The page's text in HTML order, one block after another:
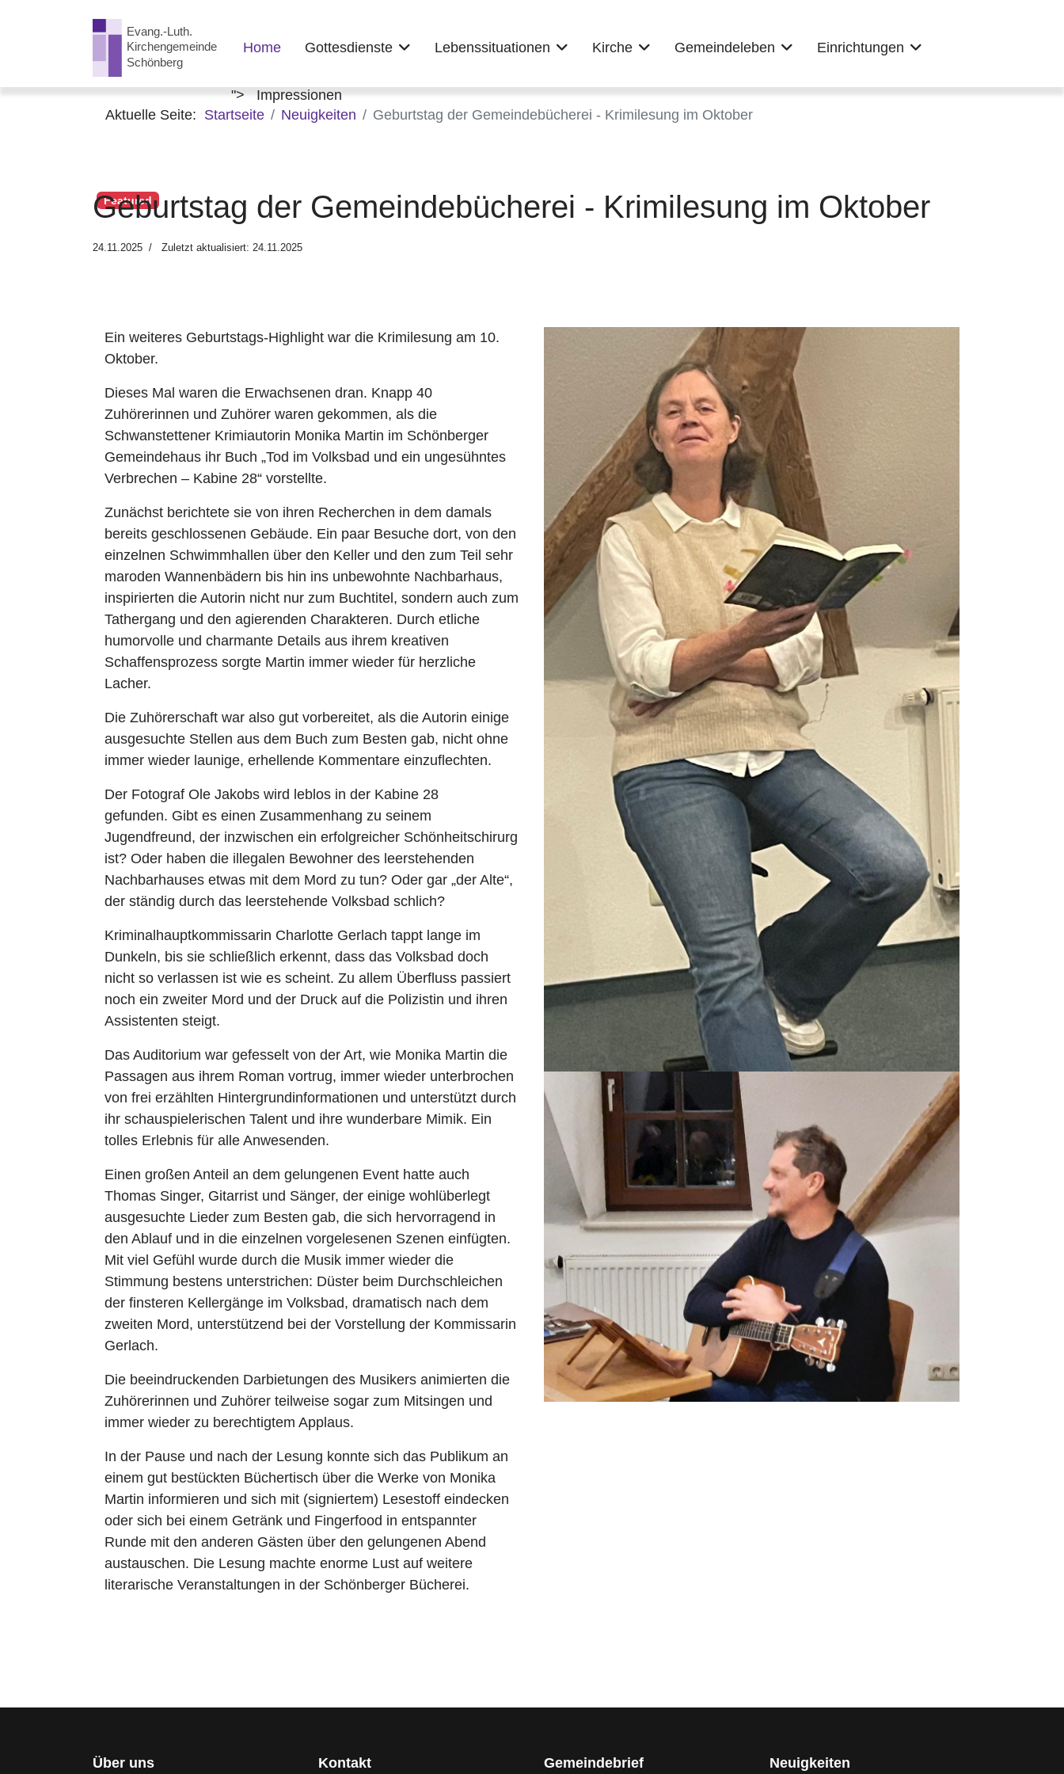
Home Gottesdienste Lebenssituationen Kirche Gemeindeleben Einrichtungen
">
Impressionen
Aktuelle Seite: Startseite Neuigkeiten Geburtstag der Gemeindebücherei - Krimilesung im Oktober
Featured
Geburtstag der Gemeindebücherei - Krimilesung im Oktober
24.11.2025 Zuletzt aktualisiert: 24.11.2025
Ein weiteres Geburtstags-Highlight war die Krimilesung am 10.
Oktober.
Dieses Mal waren die Erwachsenen dran. Knapp 40
Zuhörerinnen und Zuhörer waren gekommen, als die
Schwanstettener Krimiautorin Monika Martin im Schönberger
Gemeindehaus ihr Buch „Tod im Volksbad und ein ungesühntes
Verbrechen – Kabine 28“ vorstellte.
Zunächst berichtete sie von ihren Recherchen in dem damals
bereits geschlossenen Gebäude. Ein paar Besuche dort, von den
einzelnen Schwimmhallen über den Keller und den zum Teil sehr
maroden Wannenbädern bis hin ins unbewohnte Nachbarhaus,
inspirierten die Autorin nicht nur zum Buchtitel, sondern auch zum
Tathergang und den agierenden Charakteren. Durch etliche
humorvolle und charmante Details aus ihrem kreativen
Schaffensprozess sorgte Martin immer wieder für herzliche
Lacher.
Die Zuhörerschaft war also gut vorbereitet, als die Autorin einige
ausgesuchte Stellen aus dem Buch zum Besten gab, nicht ohne
immer wieder launige, erhellende Kommentare einzuflechten.
Der Fotograf Ole Jakobs wird leblos in der Kabine 28
gefunden. Gibt es einen Zusammenhang zu seinem
Jugendfreund, der inzwischen ein erfolgreicher Schönheitschirurg
ist? Oder haben die illegalen Bewohner des leerstehenden
Nachbarhauses etwas mit dem Mord zu tun? Oder gar „der Alte“,
der ständig durch das leerstehende Volksbad schlich?
Kriminalhauptkommissarin Charlotte Gerlach tappt lange im
Dunkeln, bis sie schließlich erkennt, dass das Volksbad doch
nicht so verlassen ist wie es scheint. Zu allem Überfluss passiert
noch ein zweiter Mord und der Druck auf die Polizistin und ihren
Assistenten steigt.
Das Auditorium war gefesselt von der Art, wie Monika Martin die
Passagen aus ihrem Roman vortrug, immer wieder unterbrochen
von frei erzählten Hintergrundinformationen und unterstützt durch
ihr schauspielerischen Talent und ihre wunderbare Mimik. Ein
tolles Erlebnis für alle Anwesenden.
Einen großen Anteil an dem gelungenen Event hatte auch
Thomas Singer, Gitarrist und Sänger, der einige wohlüberlegt
ausgesuchte Lieder zum Besten gab, die sich hervorragend in
den Ablauf und in die einzelnen vorgelesenen Szenen einfügten.
Mit viel Gefühl wurde durch die Musik immer wieder die
Stimmung bestens unterstrichen: Düster beim Durchschleichen
der finsteren Kellergänge im Volksbad, dramatisch nach dem
zweiten Mord, unterstützend bei der Vorstellung der Kommissarin
Gerlach.
Die beeindruckenden Darbietungen des Musikers animierten die
Zuhörerinnen und Zuhörer teilweise sogar zum Mitsingen und
immer wieder zu berechtigtem Applaus.
In der Pause und nach der Lesung konnte sich das Publikum an
einem gut bestückten Büchertisch über die Werke von Monika
Martin informieren und sich mit (signiertem) Lesestoff eindecken
oder sich bei einem Getränk und Fingerfood in entspannter
Runde mit den anderen Gästen über den gelungenen Abend
austauschen. Die Lesung machte enorme Lust auf weitere
literarische Veranstaltungen in der Schönberger Bücherei.
Über uns Kontakt Gemeindebrief Neuigkeiten